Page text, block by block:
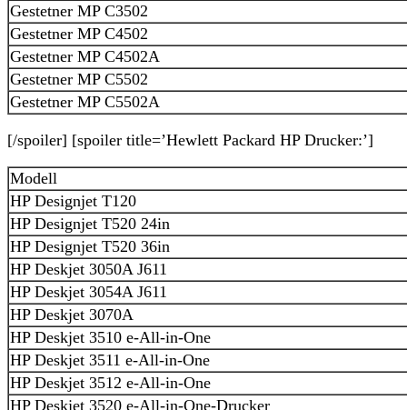
Gestetner MP C3502
Gestetner MP C4502
Gestetner MP C4502A
Gestetner MP C5502
Gestetner MP C5502A
[/spoiler] [spoiler title=’Hewlett Packard HP Drucker:’]
Modell
HP Designjet T120
HP Designjet T520 24in
HP Designjet T520 36in
HP Deskjet 3050A J611
HP Deskjet 3054A J611
HP Deskjet 3070A
HP Deskjet 3510 e-All-in-One
HP Deskjet 3511 e-All-in-One
HP Deskjet 3512 e-All-in-One
HP Deskjet 3520 e-All-in-One-Drucker